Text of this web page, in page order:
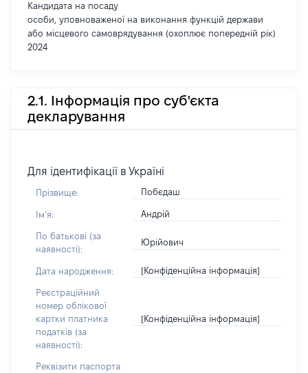
Кандидата на посаду
особи, уповноваженої на виконання функцій держави
або місцевого самоврядування (охоплює попередній рік)
2024
2.1. Інформація про суб'єкта
декларування
Для ідентифікації в Україні
Прізвище: Побєдаш
Імʼя: Андрій
По батькові (за
наявності):
Юрійович
Дата народження: [Конфіденційна інформація]
Реєстраційний
номер облікової
картки платника
податків (за
наявності):
[Конфіденційна інформація]
Реквізити паспорта